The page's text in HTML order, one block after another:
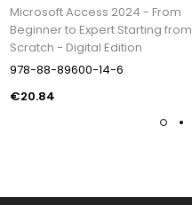
Microsoft Access 2024 - From
Beginner to Expert Starting from
Scratch - Digital Edition
978-88-89600-14-6
€20.84